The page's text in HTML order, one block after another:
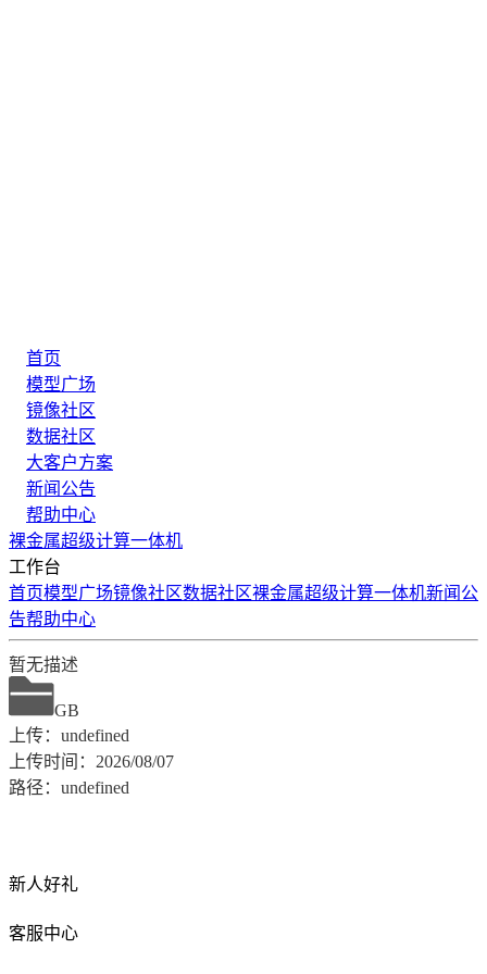
首页
模型广场
镜像社区
数据社区
大客户方案
新闻公告
帮助中心
裸金属超级计算一体机
工作台
首页模型广场镜像社区数据社区裸金属超级计算一体机新闻公
告帮助中心
暂无描述
GB
上传：undefined
上传时间：2026/08/07
路径：undefined
新人好礼
客服中心